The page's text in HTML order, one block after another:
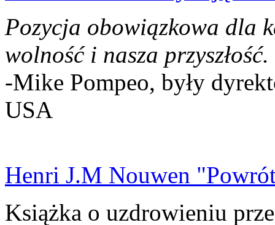
Pozycja obowiązkowa dla
wolność i nasza przyszłość.
-Mike Pompeo, były
USA
Henri J.M Nouwen
Książka o uzdrowieniu